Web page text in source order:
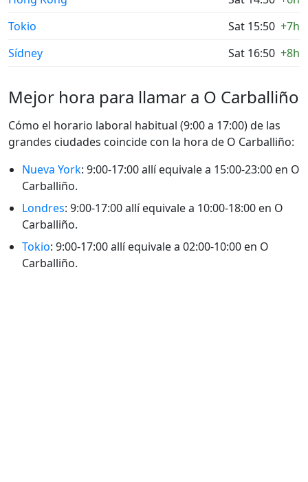
Tokio
Sat 15:50 +7h
Sídney
Sat 16:50 +8h
Mejor hora para llamar a O Carballiño
Cómo el horario laboral habitual (9:00 a 17:00) de las
grandes ciudades coincide con la hora de O Carballiño:
Nueva York: 9:00-17:00 allí equivale a 15:00-23:00 en O
Carballiño.
Londres: 9:00-17:00 allí equivale a 10:00-18:00 en O
Carballiño.
Tokio: 9:00-17:00 allí equivale a 02:00-10:00 en O
Carballiño.